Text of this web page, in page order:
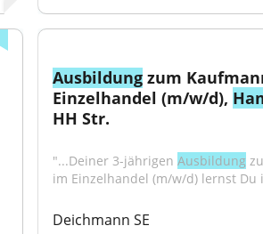
Ausbildung zum
Einzelhandel (m/w/d),
HH Str.
"...Deiner 3-jährigen Ausbildung
im Einzelhandel (m/w/d) lernst Du
Deichmann SE